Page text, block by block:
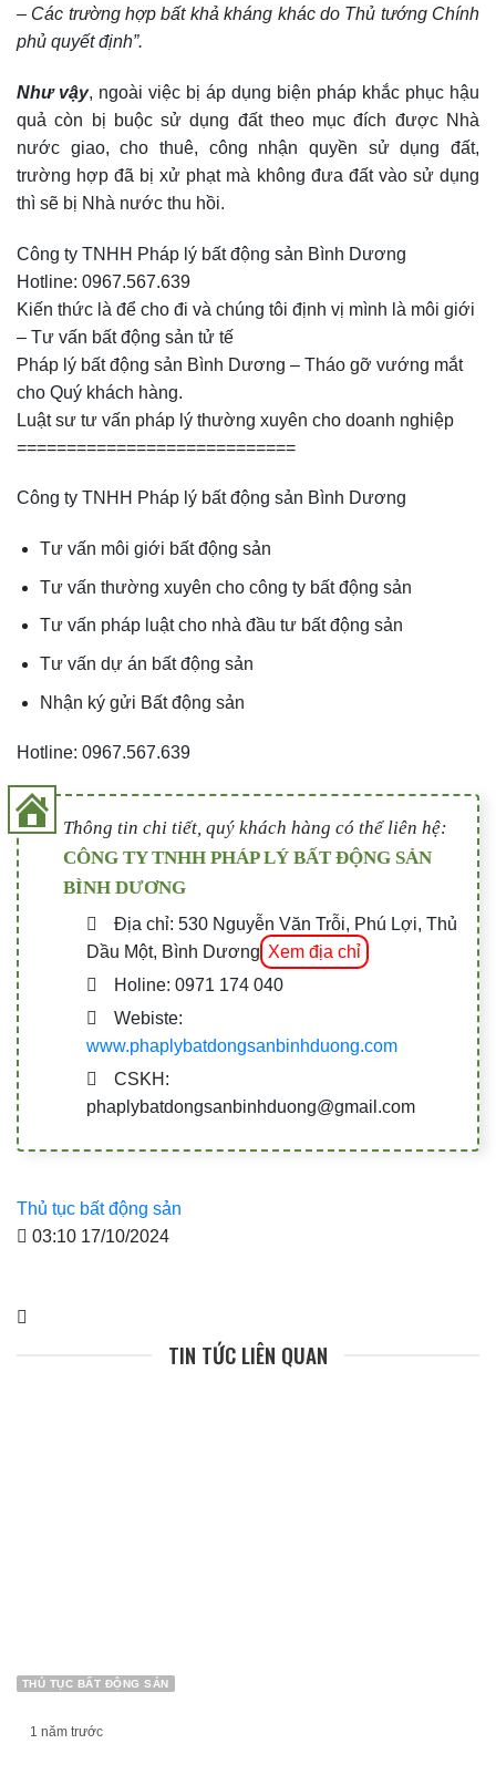
– Các trường hợp bất khả kháng khác do Thủ tướng Chính
phủ quyết định”.
Như vậy, ngoài việc bị áp dụng biện pháp khắc phục hậu
quả còn bị buộc sử dụng đất theo mục đích được Nhà
nước giao, cho thuê, công nhận quyền sử dụng đất,
trường hợp đã bị xử phạt mà không đưa đất vào sử dụng
thì sẽ bị Nhà nước thu hồi.
Công ty TNHH Pháp lý bất động sản Bình Dương
Hotline: 0967.567.639
Kiến thức là để cho đi và chúng tôi định vị mình là môi giới
– Tư vấn bất động sản tử tế
Pháp lý bất động sản Bình Dương – Tháo gỡ vướng mắt
cho Quý khách hàng.
Luật sư tư vấn pháp lý thường xuyên cho doanh nghiệp
============================
Công ty TNHH Pháp lý bất động sản Bình Dương
Tư vấn môi giới bất động sản
Tư vấn thường xuyên cho công ty bất động sản
Tư vấn pháp luật cho nhà đầu tư bất động sản
Tư vấn dự án bất động sản
Nhận ký gửi Bất động sản
Hotline: 0967.567.639
Thông tin chi tiết, quý khách hàng có thể liên hệ:
CÔNG TY TNHH PHÁP LÝ BẤT ĐỘNG SẢN
BÌNH DƯƠNG
Địa chỉ: 530 Nguyễn Văn Trỗi, Phú Lợi, Thủ
Dầu Một, Bình Dương Xem địa chỉ
Holine: 0971 174 040
Webiste:
www.phaplybatdongsanbinhduong.com
CSKH:
phaplybatdongsanbinhduong@gmail.com
Thủ tục bất động sản
03:10 17/10/2024
TIN TỨC LIÊN QUAN
THỦ TỤC BẤT ĐỘNG SẢN
1 năm trước